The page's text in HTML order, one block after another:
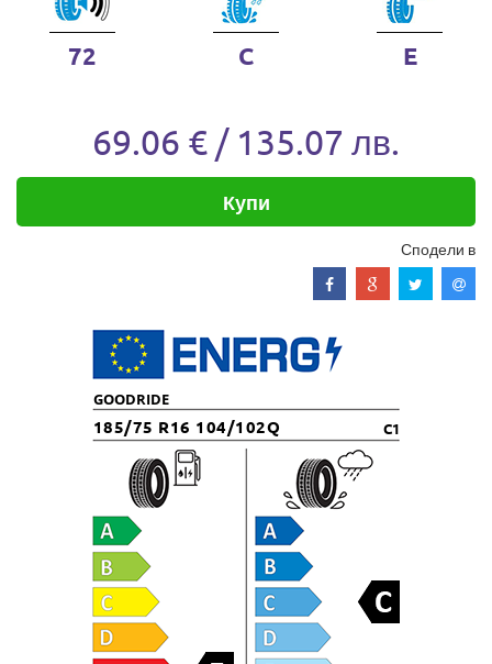
72 C E
69.06 € / 135.07 лв.
Купи
Сподели в
GOODRIDE
185/75 R16 104/102Q C1